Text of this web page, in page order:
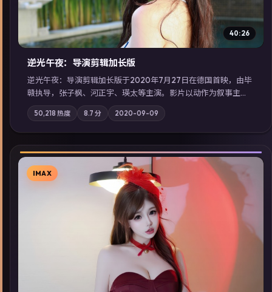
40:26
逆光午夜：导演剪辑加长版
逆光午夜：导演剪辑加长版于2020年7月27日在德国首映，由毕
赣执导，张子枫、河正宇、瑛太等主演。影片以动作为叙事主
轴，记忆碎片重组后，主角发现自己从未活过“真实”的一天；摄
影与配乐强化地域气质；站内亦可通过「国产免费观看高清电视
剧在线看」延展检索同类型高分佳作，畅享高清在线追剧体验。
50,218 热度 8.7 分 2020-09-09
▶
IMAX